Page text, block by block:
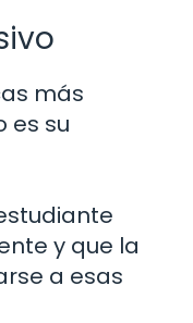
más
es su
y que la
a esas